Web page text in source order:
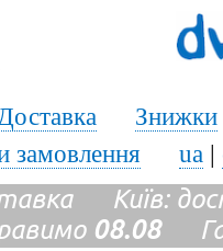
Знижки
замовлення ua |
Київ:
08.08